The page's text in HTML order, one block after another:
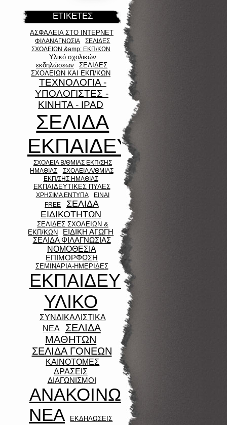
ΕΤΙΚΈΤΕΣ
ΑΣΦΑΛΕΙΑ ΣΤΟ ΙΝΤΕΡΝΕΤ
ΦΙΛΑΝΑΓΝΩΣΙΑ
ΣΕΛΙΔΕΣ
ΣΧΟΛΕΙΩΝ &amp; ΕΚΠ/ΚΩΝ
Υλικό σχολικών
εκδηλώσεων
ΣΕΛΙΔΕΣ
ΣΧΟΛΕΙΩΝ ΚΑΙ ΕΚΠ/ΚΩΝ
ΤΕΧΝΟΛΟΓΙΑ -
ΥΠΟΛΟΓΙΣΤΕΣ -
ΚΙΝΗΤΑ - IPAD
ΣΕΛΙΔΑ
ΕΚΠΑΙΔΕΥΤΙΚΩΝ
ΣΧΟΛΕΙΑ Β/ΘΜΙΑΣ ΕΚΠ/ΣΗΣ
ΗΜΑΘΙΑΣ
ΣΧΟΛΕΙΑ Α/ΘΜΙΑΣ
ΕΚΠ/ΣΗΣ ΗΜΑΘΙΑΣ
ΕΚΠΑΙΔΕΥΤΙΚΕΣ ΠΥΛΕΣ
ΧΡΗΣΙΜΑ ΕΝΤΥΠΑ
ΕΙΝΑΙ
FREE
ΣΕΛΙΔΑ
ΕΙΔΙΚΟΤΗΤΩΝ
ΣΕΛΙΔΕΣ ΣΧΟΛΕΙΩΝ &
ΕΚΠ/ΚΩΝ
ΕΙΔΙΚΗ ΑΓΩΓΗ
ΣΕΛΙΔΑ ΦΙΛΑΓΝΩΣΙΑΣ
ΝΟΜΟΘΕΣΙΑ
ΕΠΙΜΟΡΦΩΣΗ
ΣΕΜΙΝΑΡΙΑ-ΗΜΕΡΙΔΕΣ
ΕΚΠΑΙΔΕΥΤΙΚΟ
ΥΛΙΚΟ
ΣΥΝΔΙΚΑΛΙΣΤΙΚΑ
ΝΕΑ
ΣΕΛΙΔΑ
ΜΑΘΗΤΩΝ
ΣΕΛΙΔΑ ΓΟΝΕΩΝ
ΚΑΙΝΟΤΟΜΕΣ
ΔΡΑΣΕΙΣ
ΔΙΑΓΩΝΙΣΜΟΙ
ΑΝΑΚΟΙΝΩΣΕΙΣ-
ΝΕΑ
ΕΚΔΗΛΩΣΕΙΣ